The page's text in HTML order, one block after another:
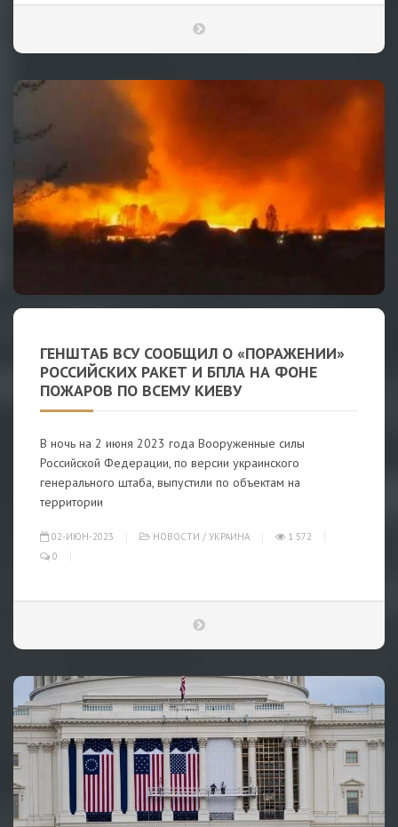
ГЕНШТАБ ВСУ СООБЩИЛ О «ПОРАЖЕНИИ»
РОССИЙСКИХ РАКЕТ И БПЛА НА ФОНЕ
ПОЖАРОВ ПО ВСЕМУ КИЕВУ
В ночь на 2 июня 2023 года Вооруженные силы
Российской Федерации, по версии украинского
генерального штаба, выпустили по объектам на
территории
02-ИЮН-2023 НОВОСТИ / УКРАИНА
1 572
0